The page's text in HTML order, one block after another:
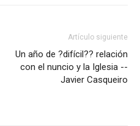
Artículo siguiente
Un año de ?difícil?? relación
con el nuncio y la Iglesia --
Javier Casqueiro